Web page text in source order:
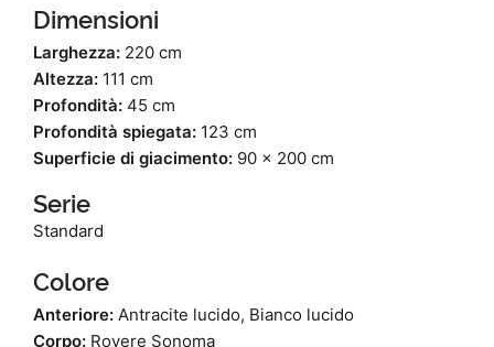
Dimensioni
Larghezza: 220 cm
Altezza: 111 cm
Profondità: 45 cm
Profondità spiegata: 123 cm
Superficie di giacimento: 90 x 200 cm
Serie
Standard
Colore
Anteriore: Antracite lucido, Bianco lucido
Corpo: Rovere Sonoma